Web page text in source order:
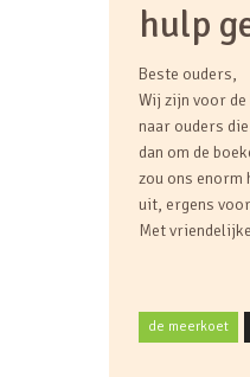
hulp
Beste ouders,
Wij zijn voor de
naar ouders
dan om de
zou ons enorm
uit, ergens
Met
de meerkoet